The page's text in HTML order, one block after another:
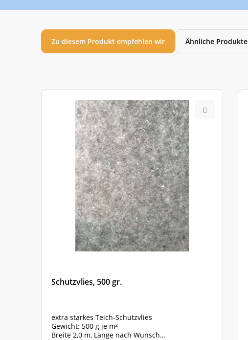
Zu diesem Produkt empfehlen wir Ähnliche Produkte
Schutzvlies, 500 gr.
extra starkes Teich-Schutzvlies
Gewicht: 500 g je m²
Breite 2,0 m, Länge nach Wunsch